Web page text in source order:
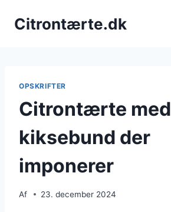
Citrontærte.dk
OPSKRIFTER
Citrontærte med
kiksebund der
imponerer
Af 23. december 2024